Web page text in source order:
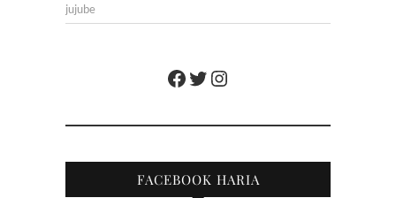
jujube
Facebook
Twitter
Instagram
FACEBOOK HARIA